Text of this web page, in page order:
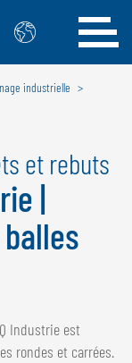
pays
industrielle
et rebuts
|
Industrie est
rondes et carrées.